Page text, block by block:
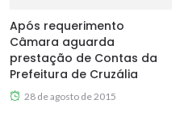
Após requerimento
Câmara aguarda
prestação de Contas da
Prefeitura de Cruzália
28 de agosto de 2015